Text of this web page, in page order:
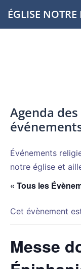
Aller
auÉGLISE
Agenda
Événements
notre église et
« Tous les
Cet évènement
Messe